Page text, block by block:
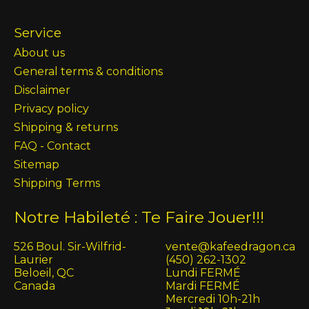
Service
About us
General terms & conditions
Disclaimer
Privacy policy
Shipping & returns
FAQ - Contact
Sitemap
Shipping Terms
Notre Habileté : Te Faire Jouer!!!
526 Boul. Sir-Wilfrid-
Laurier
Beloeil, QC
Canada
vente@kafeedragon.ca
(450) 262-1302
Lundi FERMÉ
Mardi FERMÉ
Mercredi 10h-21h